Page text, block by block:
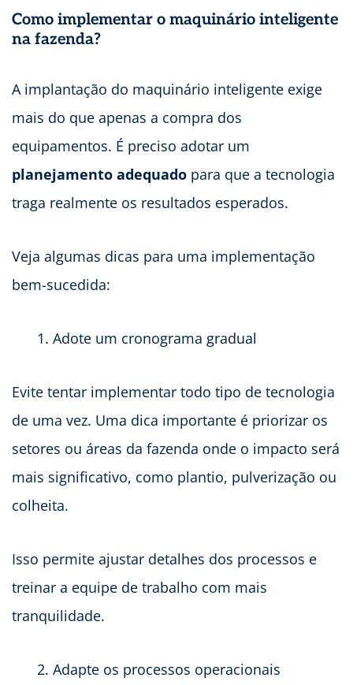
Como implementar o maquinário inteligente
na fazenda?
A implantação do maquinário inteligente exige
mais do que apenas a compra dos
equipamentos. É preciso adotar um
planejamento adequado para que a tecnologia
traga realmente os resultados esperados.
Veja algumas dicas para uma implementação
bem-sucedida:
Adote um cronograma gradual
Evite tentar implementar todo tipo de tecnologia
de uma vez. Uma dica importante é priorizar os
setores ou áreas da fazenda onde o impacto será
mais significativo, como plantio, pulverização ou
colheita.
Isso permite ajustar detalhes dos processos e
treinar a equipe de trabalho com mais
tranquilidade.
Adapte os processos operacionais